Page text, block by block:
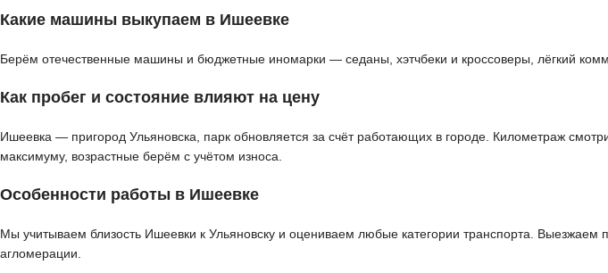
Какие машины выкупаем в Ишеевке
Берём отечественные машины и бюджетные иномарки — седаны, хэтчбеки и кроссоверы, лёгкий
Как пробег и состояние влияют на цену
Ишеевка — пригород Ульяновска, парк обновляется за счёт работающих в городе. Километраж
максимуму, возрастные берём с учётом износа.
Особенности работы в Ишеевке
Мы учитываем близость Ишеевки к Ульяновску и оцениваем любые категории транспорта. Выезжаем
агломерации.